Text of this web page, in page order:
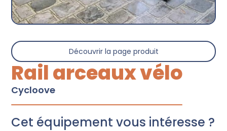
Découvrir la page produit
Rail arceaux vélo
Cycloove
Cet équipement vous intéresse ?